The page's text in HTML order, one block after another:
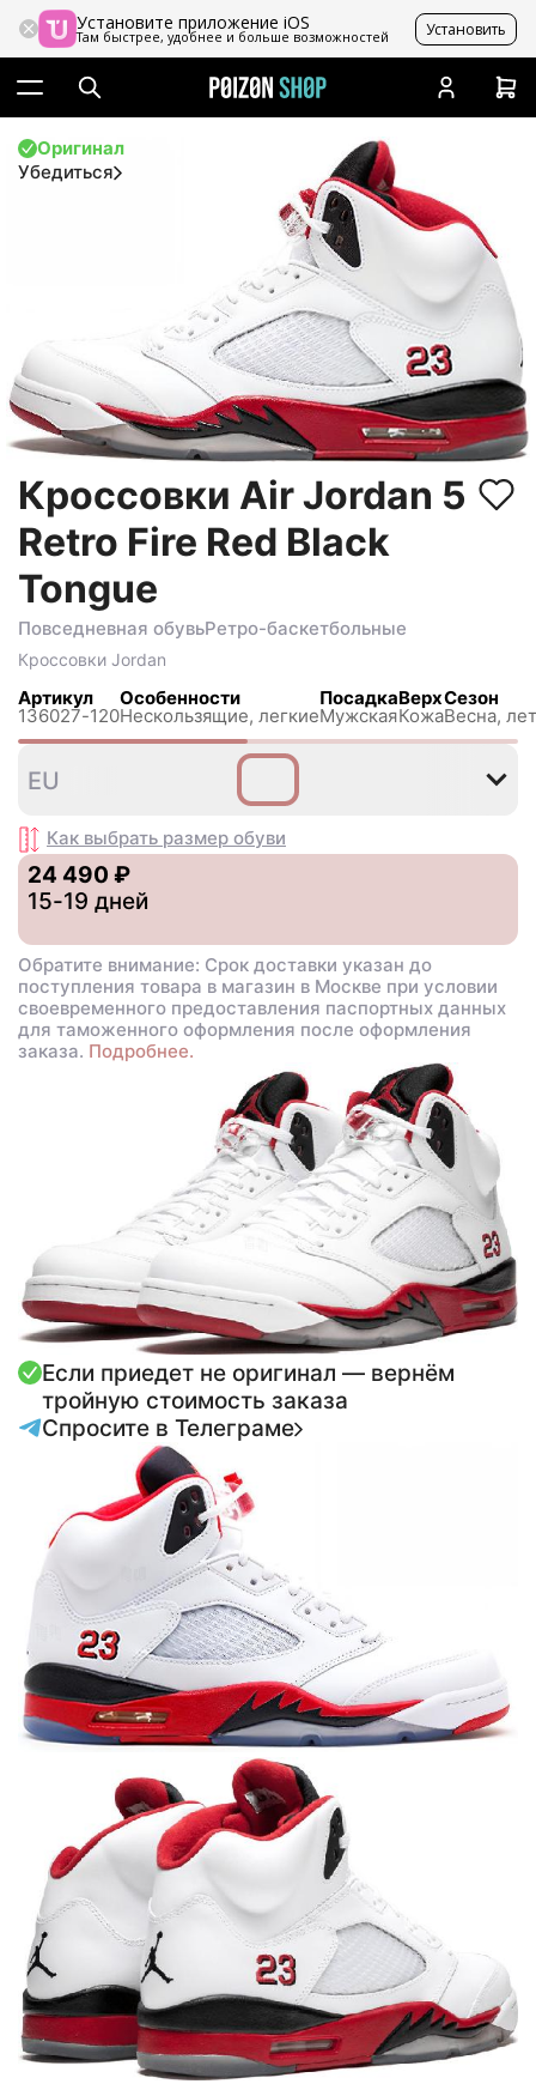
Установите приложение iOS
Там быстрее, удобнее и больше возможностей Установить
Оригинал
Убедиться
Кроссовки Air Jordan 5
Retro Fire Red Black
Tongue
Повседневная обувьРетро-баскетбольные
Кроссовки Jordan
Артикул
136027-120
Особенности
Нескользящиe, легкие
Посадка
Мужская
Верх
Кожа
Сезон
Весна,
45
EU
Как выбрать размер обуви
24 490 ₽
15-19 дней
Обратите внимание: Срок доставки указан до
поступления товара в магазин в Москве при условии
своевременного предоставления паспортных данных
для таможенного оформления после оформления
заказа. Подробнее.
Если приедет не оригинал — вернём
тройную стоимость заказа
Спросите в Телеграме